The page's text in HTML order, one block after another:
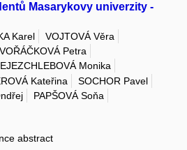
Masarykovy univerzity -
Karel
VOJTOVÁ Věra
Petra
Monika
Kateřina
SOCHOR Pavel
PAPŠOVÁ Soňa
abstract